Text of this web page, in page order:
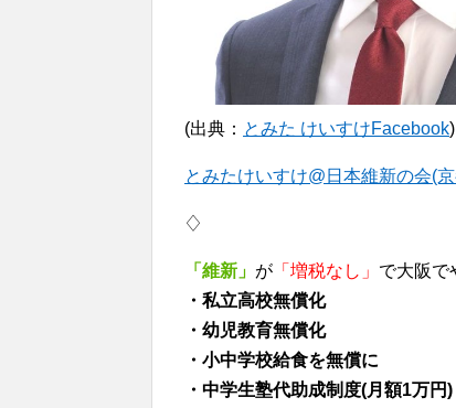
(出典： とみた けいすけFacebook)
とみたけいすけ@日本維新の会(
♢
「維新」 が 「増税なし」 で大阪で
・私立高校無償化
・幼児教育無償化
・小中学校給食を無償に
・中学生塾代助成制度(月額1万円)